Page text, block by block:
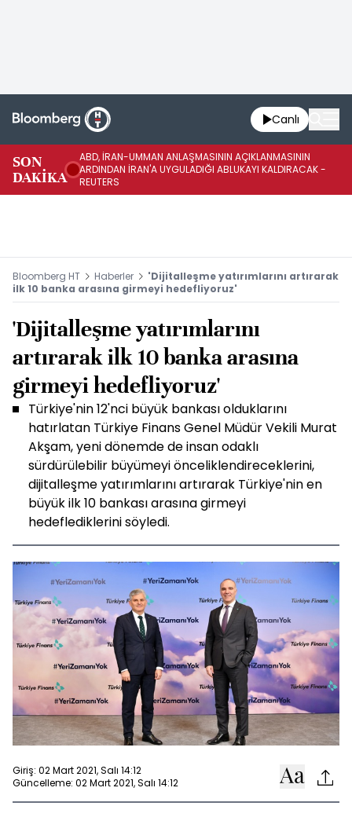
Canlı
SON
DAKİKA
ABD, İRAN-UMMAN ANLAŞMASININ AÇIKLANMASININ
ARDINDAN İRAN'A UYGULADIĞI ABLUKAYI KALDIRACAK -
REUTERS
Bloomberg HT Haberler
'Dijitalleşme yatırımlarını artırarak
ilk 10 banka arasına girmeyi hedefliyoruz'
'Dijitalleşme yatırımlarını
artırarak ilk 10 banka arasına
girmeyi hedefliyoruz'
Türkiye'nin 12'nci büyük bankası olduklarını
hatırlatan Türkiye Finans Genel Müdür Vekili Murat
Akşam, yeni dönemde de insan odaklı
sürdürülebilir büyümeyi önceliklendireceklerini,
dijitalleşme yatırımlarını artırarak Türkiye'nin en
büyük ilk 10 bankası arasına girmeyi
hedeflediklerini söyledi.
Giriş: 02 Mart 2021, Salı 14:12
Güncelleme: 02 Mart 2021, Salı 14:12